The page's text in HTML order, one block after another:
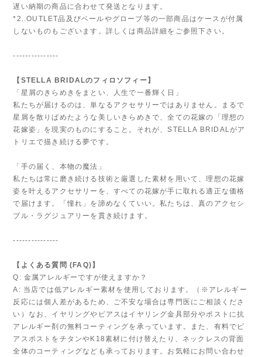
遅い納期の商品に合わせて発送となります。
*2..OUTLET品及びベールやグローブ等の一部商品はケースが付属
しないものもございます。詳しくは商品詳細をご参照下さい。
---------------
【STELLA BRIDALのフィロソフィー】
「星屑のきらめきをまとい、人生で一番輝く日」
私たちが届けるのは、単なるアクセサリーではありません。まるで
星屑を散りばめたような美しいきらめきで、全ての花嫁の「理想の
花嫁姿」を現実のものにすること。それが、STELLA BRIDALがア
トリエで描き続ける夢です。
「手の届く、本物の魔法」
私たちは常に磨き続ける技術と厳選した素材を用いて、理想の花嫁
姿を叶えるアクセサリーを、すべての花嫁が手に取れる適正な価格
で届けます。「憧れ」を諦めなくていい。私たちは、真のアクセシ
ブル・ラグジュアリーを貫き続けます。
---------------
【よくある質問 (FAQ)】
Q: 金属アレルギーですが使えますか？
A: 当店では低アレルギー素材を使用しております。（※アレルギー
反応には個人差があるため、ご不安な場合は専門医にご相談くださ
い）なお、イヤリングやピアスはイヤリング金具部分やポストに抗
アレルギー剤の無料コーティングを承っています。また、有料でピ
アスポストをチタンやK18素材に付け替えたり、ネックレスの背面
全体のコーティングなども承っております。お気軽にお問い合わせ